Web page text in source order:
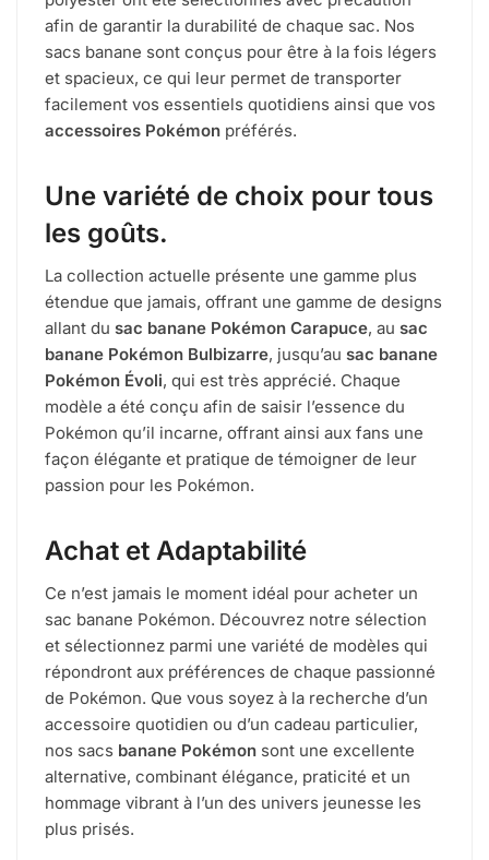
afin de garantir la durabilité de chaque sac. Nos
sacs banane sont conçus pour être à la fois légers
et spacieux, ce qui leur permet de transporter
facilement vos essentiels quotidiens ainsi que vos
accessoires Pokémon préférés.
Une variété de choix pour tous
les goûts.
La collection actuelle présente une gamme plus
étendue que jamais, offrant une gamme de designs
allant du sac banane Pokémon Carapuce, au sac
banane Pokémon Bulbizarre, jusqu’au sac banane
Pokémon Évoli, qui est très apprécié. Chaque
modèle a été conçu afin de saisir l’essence du
Pokémon qu’il incarne, offrant ainsi aux fans une
façon élégante et pratique de témoigner de leur
passion pour les Pokémon.
Achat et Adaptabilité
Ce n’est jamais le moment idéal pour acheter un
sac banane Pokémon. Découvrez notre sélection
et sélectionnez parmi une variété de modèles qui
répondront aux préférences de chaque passionné
de Pokémon. Que vous soyez à la recherche d’un
accessoire quotidien ou d’un cadeau particulier,
nos sacs banane Pokémon sont une excellente
alternative, combinant élégance, praticité et un
hommage vibrant à l’un des univers jeunesse les
plus prisés.